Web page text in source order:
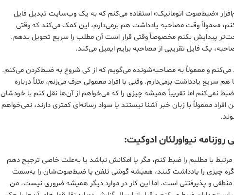
«ضبط‌صوت اتوماتیک» استفاده می‌کنم که به یک وب‌سایت تبدیل فایل
معمولاً وقت مصاحبه یادداشت هم برمی‌دارم، این کمک می‌کند که وقتی
پیدایش بکنم مخصوصاً وقتی قرار است آن مطلب را سریع تحویل بدهم.
یک فایل تقریبی از مصاحبه برایم ایمیل می‌‌کند.
و معمولاً به مصاحبه‌شونده می‌گویم که از کی شروع به ضبط‌کردن می‌کنم.
یادداشت برمی‌دارم. وقتی با افراد معمولی حرف می‌زنم، مثلاً درباره
ضبط نمی‌کنم اما تقریباً همیشه چیزی را که می‌خواهم از آن‌ها نقل کنم با خودشان
معمولاً با زبان خبر آشنا نیستند یا سواد رسانه‌ای کمتری دارند، نمی‌خواهم
نیواورلئان ادوکیت:
با مطلبم را ضبط کنم، مگر یا امکانش نباشد یا به‌علت خاصی ترجیح دهم
کنگره چیزی را یادداشت کنند، همیشه گوشی تلفن یا ضبط‌صوت‌شان را به‌سمت
منطقی و پذیرفتنی است. اما این کار در موارد دیگر همیشه ضروری نیست. من